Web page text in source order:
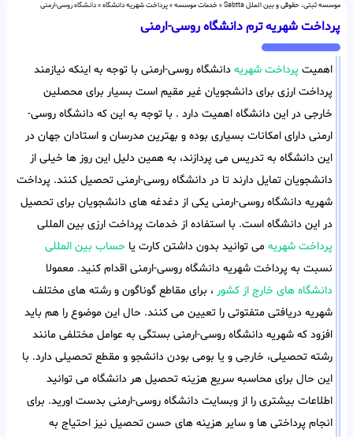
موسسه ثبتی، حقوقی و بین الملل Sabtta » خدمات موسسه»پرداخت شهریه دانشگاه»دانشگاه روسی-ارمنی
پرداخت شهریه ترم دانشگاه روسی-ارمنی
اهمیت پرداخت شهریه دانشگاه روسی-ارمنی با توجه به اینکه نیازمند
پرداخت ارزی برای دانشجویان غیر مقیم است بسیار برای محصلین
خارجی در این دانشگاه اهمیت دارد . با توجه به این که دانشگاه روسی-
ارمنی دارای امکانات بسیاری بوده و بهترین مدرسان و استادان جهان در
این دانشگاه به تدریس می پردازند، به همین دلیل این روز ها خیلی از
دانشجویان تمایل دارند تا در دانشگاه روسی-ارمنی تحصیل کنند. پرداخت
شهریه دانشگاه روسی-ارمنی یکی از دغدغه های دانشجویان برای تحصیل
در این دانشگاه است. با استفاده از خدمات پرداخت ارزی بین المللی
پرداخت شهریه می توانید بدون داشتن کارت یا حساب بین المللی
نسبت به پرداخت شهریه دانشگاه روسی-ارمنی اقدام کنید. معمولا
دانشگاه های خارج از کشور ، برای مقاطع گوناگون و رشته های مختلف
شهریه دریافتی متفتوتی را تعیین می کنند. حال این موضوع را هم باید
افزود که شهریه دانشگاه روسی-ارمنی بستگی به عوامل مختلفی مانند
رشته تحصیلی، خارجی و یا بومی بودن دانشجو و مقطع تحصیلی دارد. با
این حال برای محاسبه سریع هزینه تحصیل هر دانشگاه می توانید
اطلاعات بیشتری را از وبسایت دانشگاه روسی-ارمنی بدست اورید. برای
انجام پرداختی ها و سایر هزینه های حسن تحصیل نیز احتیاج به